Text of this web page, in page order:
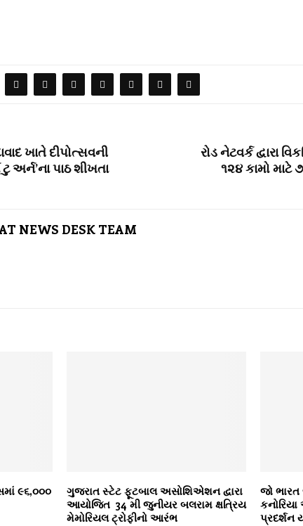
ખાતે દીપોત્સવની
અર્ન’ના પાઠ શીખતા
રોડ નેટવર્ક દ્વારા
૧૨૪ કામો માટે
NEWS DESK TEAM
૯૬,૦૦૦
ગુજરાત સ્ટેટ ફૂટબાલ અસોશિએશન દ્વારા
આયોજિત 34 મી જુનીયર બલરામ ક્ષત્રિય
મેમોરિયલ ટ્રોફીનો આરંભ
જો ભારત
પ્રદર્શન